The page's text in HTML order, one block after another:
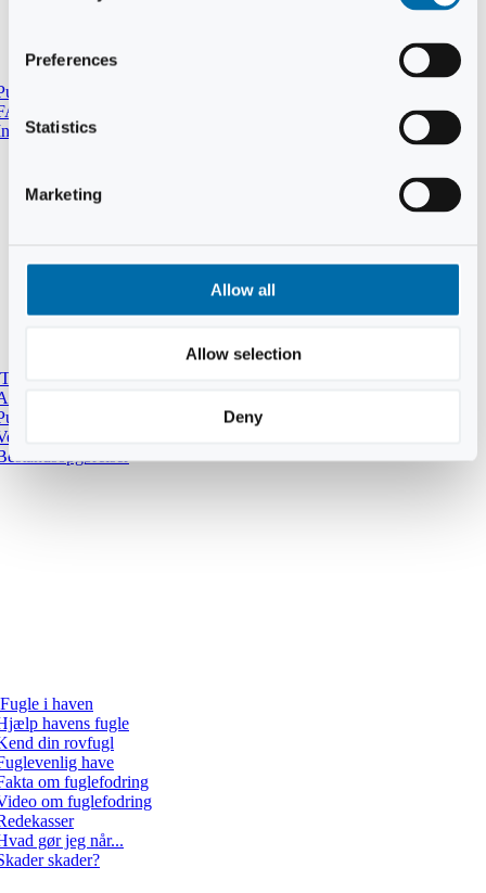
Preferences
Statistics
Marketing
Allow all
Allow selection
Deny
punkttællingerns jubilæum
Truede og Sjældne Ynglefugle
og artskoordinatorer
Fugle i haven
havens fugle
din rovfugl
have
om fuglefodring
om fuglefodring
gør jeg når...
skader?